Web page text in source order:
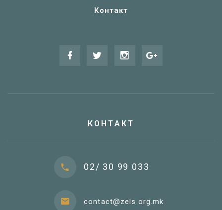
Контакт
КОНТАКТ
02/ 30 99 033
contact@zels.org.mk